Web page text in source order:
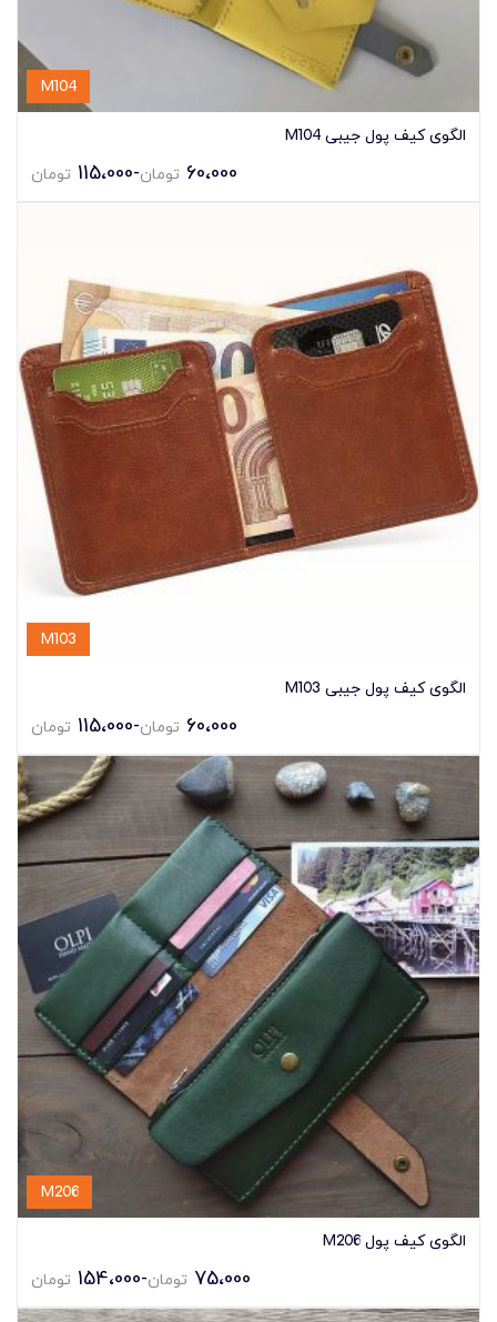
M104
الگوی کیف پول جیبی M104
60،000 تومان-115،000 تومان
M103
الگوی کیف پول جیبی M103
60،000 تومان-115،000 تومان
M206
الگوی کیف پول M206
75،000 تومان-154،000 تومان